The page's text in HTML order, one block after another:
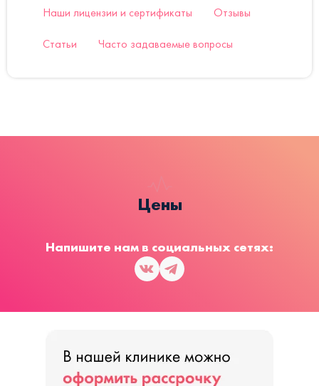
Наши лицензии и сертификаты Отзывы
Статьи Часто задаваемые вопросы
Цены
Напишите нам в социальных сетях: